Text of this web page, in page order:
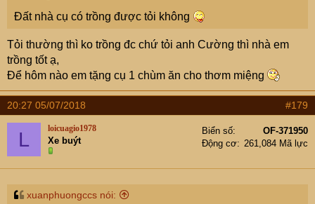
Đất nhà cụ có trồng được tỏi không
Tỏi thường thì ko trồng đc chứ tỏi anh Cường thì nhà em
trồng tốt ạ,
Để hôm nào em tặng cụ 1 chùm ăn cho thơm miệng
20:27 05/07/2018 #179
L loicuagio1978
Xe buýt
Biển số
OF-371950
Động cơ
261,084 Mã lực
xuanphuongccs nói: